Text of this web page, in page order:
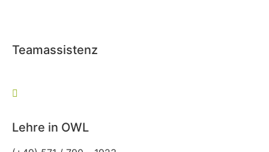
Teamassistenz
Lehre in OWL